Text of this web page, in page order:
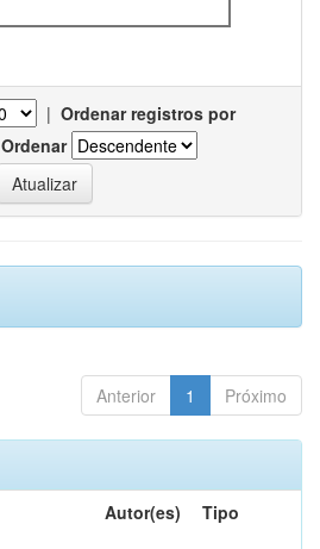
| Ordenar registros por
Ordenar
Anterior 1 Próximo
Autor(es) Tipo